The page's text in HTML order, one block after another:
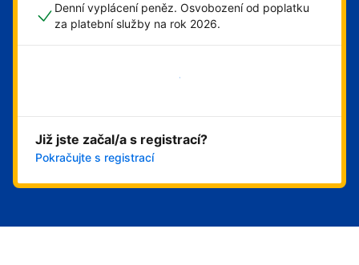
Denní vyplácení peněz. Osvobození od poplatku
za platební služby na rok 2026.
Začít hned
Již jste začal/a s registrací?
Pokračujte s registrací